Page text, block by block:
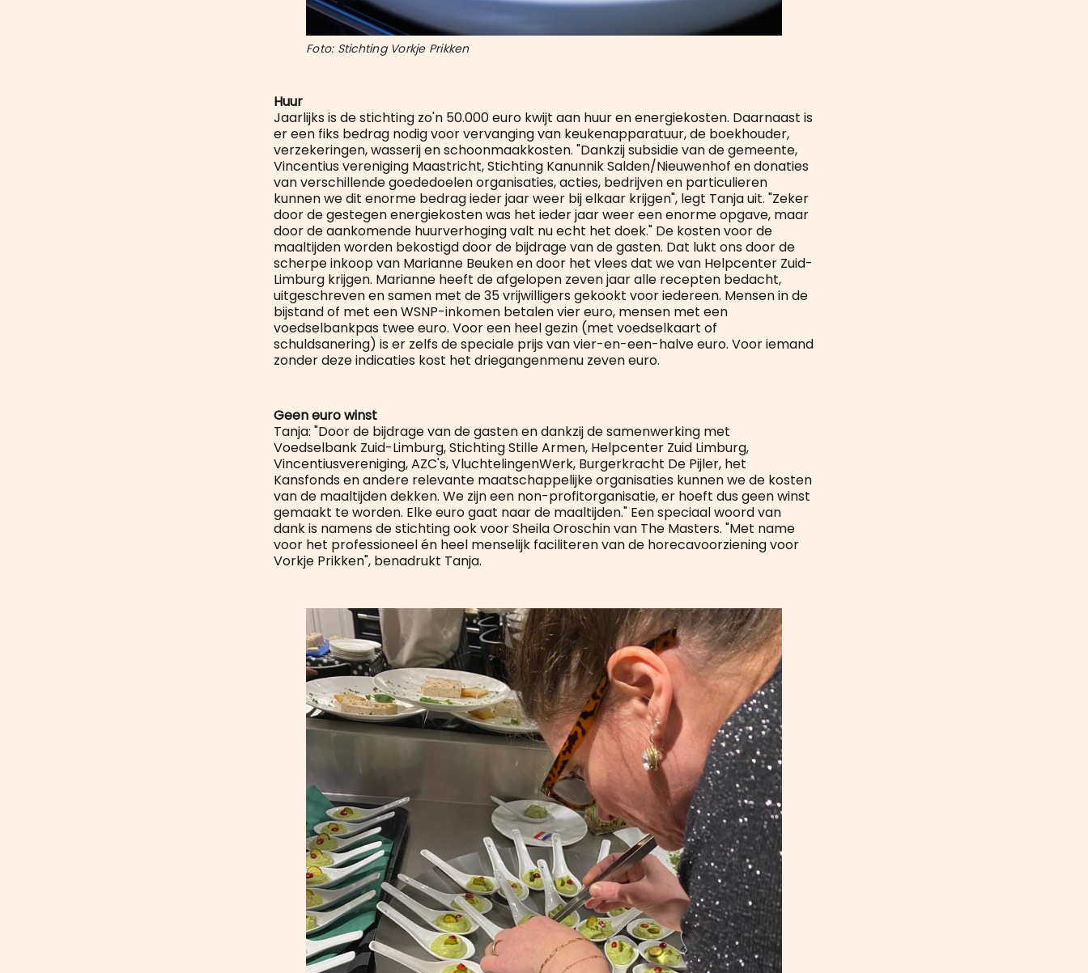
Foto: Stichting Vorkje Prikken
Huur
Jaarlijks is de stichting zo'n 50.000 euro kwijt aan huur en energiekosten. Daarnaast is
er een fiks bedrag nodig voor vervanging van keukenapparatuur, de boekhouder,
verzekeringen, wasserij en schoonmaakkosten. "Dankzij subsidie van de gemeente,
Vincentius vereniging Maastricht, Stichting Kanunnik Salden/Nieuwenhof en donaties
van verschillende goededoelen organisaties, acties, bedrijven en particulieren
kunnen we dit enorme bedrag ieder jaar weer bij elkaar krijgen", legt Tanja uit. "Zeker
door de gestegen energiekosten was het ieder jaar weer een enorme opgave, maar
door de aankomende huurverhoging valt nu echt het doek." De kosten voor de
maaltijden worden bekostigd door de bijdrage van de gasten. Dat lukt ons door de
scherpe inkoop van Marianne Beuken en door het vlees dat we van Helpcenter Zuid-
Limburg krijgen. Marianne heeft de afgelopen zeven jaar alle recepten bedacht,
uitgeschreven en samen met de 35 vrijwilligers gekookt voor iedereen. Mensen in de
bijstand of met een WSNP-inkomen betalen vier euro, mensen met een
voedselbankpas twee euro. Voor een heel gezin (met voedselkaart of
schuldsanering) is er zelfs de speciale prijs van vier-en-een-halve euro. Voor iemand
zonder deze indicaties kost het driegangenmenu zeven euro.
Geen euro winst
Tanja: "Door de bijdrage van de gasten en dankzij de samenwerking met
Voedselbank Zuid-Limburg, Stichting Stille Armen, Helpcenter Zuid Limburg,
Vincentiusvereniging, AZC's, VluchtelingenWerk, Burgerkracht De Pijler, het
Kansfonds en andere relevante maatschappelijke organisaties kunnen we de kosten
van de maaltijden dekken. We zijn een non-profitorganisatie, er hoeft dus geen winst
gemaakt te worden. Elke euro gaat naar de maaltijden." Een speciaal woord van
dank is namens de stichting ook voor Sheila Oroschin van The Masters. "Met name
voor het professioneel én heel menselijk faciliteren van de horecavoorziening voor
Vorkje Prikken", benadrukt Tanja.